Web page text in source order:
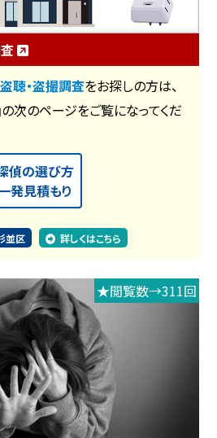
査
盗聴・盗撮調査をお探しの方は、
の次のページをご覧になってくだ
偵の選び方
発見積もり
並区 詳しくはこちら
★閲覧数→311回